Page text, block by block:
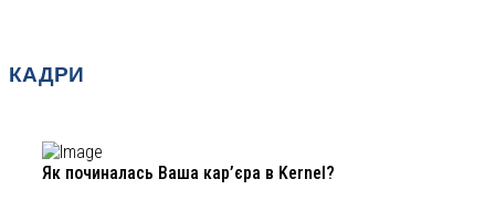
КАДРИ
Як починалась Ваша кар’єра в Kernel?